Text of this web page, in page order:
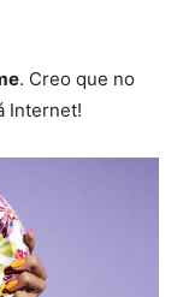
. Creo que no
Internet!